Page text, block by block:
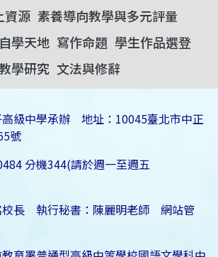
資源 素養導向教學與多元評量
自學天地 寫作命題 學生作品選登
學研究 文法與修辭
級中學承辦 地址：10045臺北市中正
號
分機344(請於週一至週五
校長 執行秘書：陳麗明老師 網站管